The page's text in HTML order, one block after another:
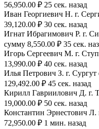
56,950.00 ₽ 25 сек. назад
Иван Георгиевич Н. г.
39,120.00 ₽ 30 сек. назад
Игнат Ибрагимович Р. г.
сумму 8,550.00 ₽ 35 сек.
Игорь Сергеевич М. г.
13,990.00 ₽ 40 сек. назад
Илья Петрович З. г.
129,492.00 ₽ 45 сек. назад
Кирилл Гавриилович Д. г.
19,000.00 ₽ 50 сек. назад
Константин Эрнестович Л.
72,950.00 ₽ 1 мин. назад